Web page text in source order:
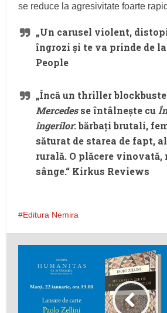
se reduce la agresivitate foarte
„Un carusel violent,
îngrozi și te va prinde de
People
„Încă un thriller
Mercedesse întâlnește cu
îngerilor: bărbați brutali,
săturat de starea de fapt,
rurală. O plăcere vinovată,
sânge.“ Kirkus Reviews
Editura Nemira